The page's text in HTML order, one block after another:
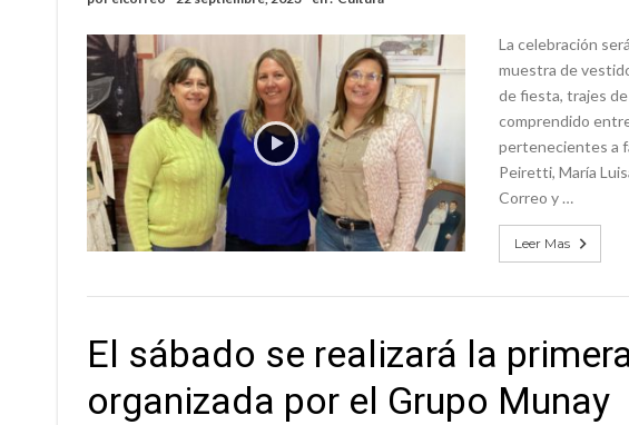
Roxana Carabajal dejó su huella en la peña de Casino Melincué
La celebración
muestra de
de fiesta, trajes
comprendido
pertenecientes a
Peiretti, María
Correo y …
Leer Mas
El sábado se realizará la
organizada por el Grupo Munay